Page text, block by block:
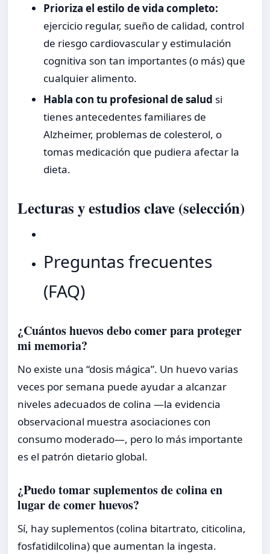
Prioriza el estilo de vida completo:
ejercicio regular, sueño de calidad, control
de riesgo cardiovascular y estimulación
cognitiva son tan importantes (o más) que
cualquier alimento.
Habla con tu profesional de salud si
tienes antecedentes familiares de
Alzheimer, problemas de colesterol, o
tomas medicación que pudiera afectar la
dieta.
Lecturas y estudios clave (selección)
Preguntas frecuentes
(FAQ)
¿Cuántos huevos debo comer para proteger
mi memoria?
No existe una “dosis mágica”. Un huevo varias
veces por semana puede ayudar a alcanzar
niveles adecuados de colina —la evidencia
observacional muestra asociaciones con
consumo moderado—, pero lo más importante
es el patrón dietario global.
¿Puedo tomar suplementos de colina en
lugar de comer huevos?
Sí, hay suplementos (colina bitartrato, citicolina,
fosfatidilcolina) que aumentan la ingesta.